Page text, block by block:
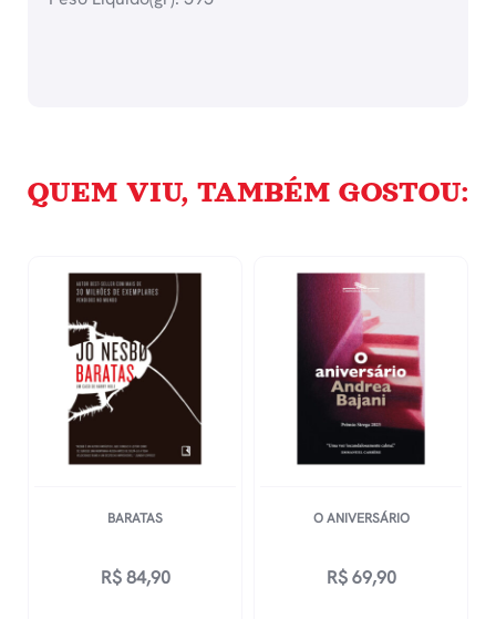
QUEM VIU, TAMBÉM GOSTOU:
BARATAS
R$84,90
O ANIVERSÁRIO
R$69,90